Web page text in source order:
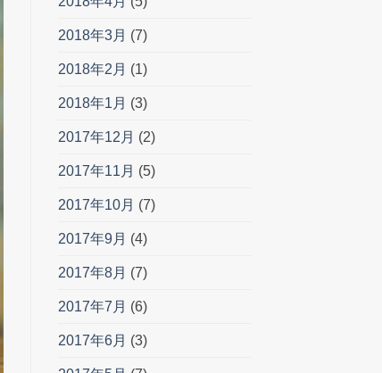
2018年3月 (7)
2018年2月 (1)
2018年1月 (3)
2017年12月 (2)
2017年11月 (5)
2017年10月 (7)
2017年9月 (4)
2017年8月 (7)
2017年7月 (6)
2017年6月 (3)